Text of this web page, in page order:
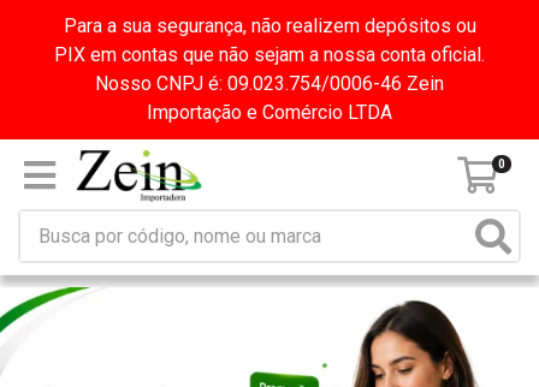
Para a sua segurança, não realizem depósitos ou
PIX em contas que não sejam a nossa conta oficial.
Nosso CNPJ é: 09.023.754/0006-46 Zein
Importação e Comércio LTDA
0